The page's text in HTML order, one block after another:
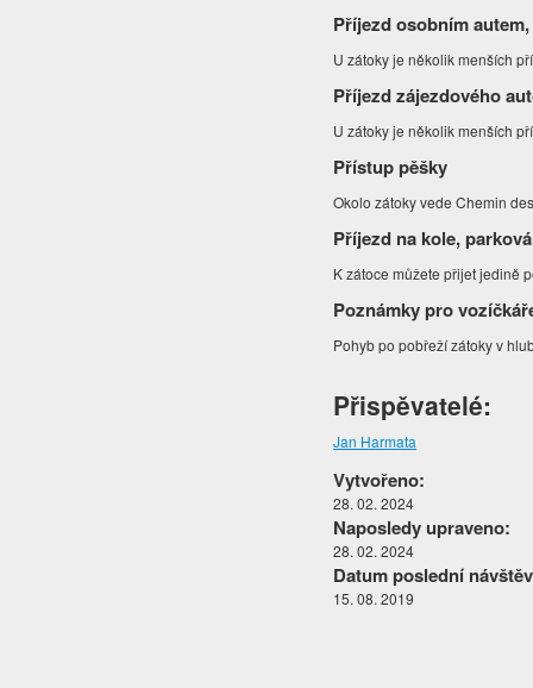
Příjezd osobním
U zátoky je několik menších
Příjezd zájezdového
U zátoky je několik menších
Přístup pěšky
Okolo zátoky vede Chemin
Příjezd na kole,
K zátoce můžete přijet jedině
Poznámky pro
Pohyb po pobřeží zátoky v
Přispěvatelé:
Jan Harmata
Vytvořeno:
28. 02. 2024
Naposledy upraveno:
28. 02. 2024
Datum poslední
15. 08. 2019